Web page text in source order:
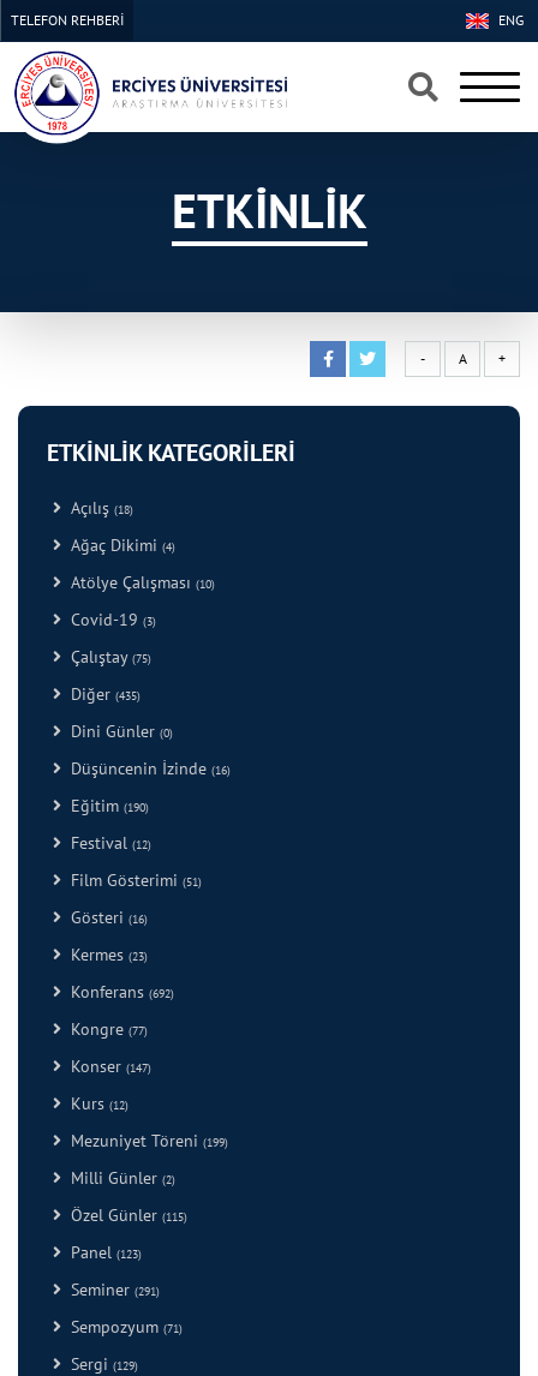
×
×
ENG
TELEFON REHBERİ
ETKİNLİK
- A +
ETKİNLİK KATEGORİLERİ
Açılış (18)
Ağaç Dikimi (4)
Atölye Çalışması (10)
Covid-19 (3)
Çalıştay (75)
Diğer (435)
Dini Günler (0)
Düşüncenin İzinde (16)
Eğitim (190)
Festival (12)
Film Gösterimi (51)
Gösteri (16)
Kermes (23)
Konferans (692)
Kongre (77)
Konser (147)
Kurs (12)
Mezuniyet Töreni (199)
Milli Günler (2)
Özel Günler (115)
Panel (123)
Seminer (291)
Sempozyum (71)
Sergi (129)